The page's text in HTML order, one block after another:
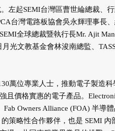
左起SEMI台灣區曹世綸總裁、
台灣電路板協會吳永輝理事長
全球總裁暨執行長Mr. Ajit
光文教基金會林浚南總監、
萬位專業人士，推動電子製造
價格實惠的電子產品。
Owners Alliance (FOA) 半導
策略性合作夥伴，也是 SEMI